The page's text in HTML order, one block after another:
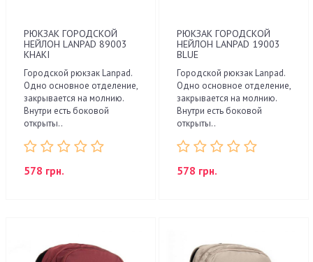
РЮКЗАК ГОРОДСКОЙ
НЕЙЛОН LANPAD 89003
KHAKI
Городской рюкзак Lanpad.
Одно основное отделение,
закрывается на молнию.
Внутри есть боковой
открыты..
578 грн.
РЮКЗАК ГОРОДСКОЙ
НЕЙЛОН LANPAD 19003
BLUE
Городской рюкзак Lanpad.
Одно основное отделение,
закрывается на молнию.
Внутри есть боковой
открыты..
578 грн.